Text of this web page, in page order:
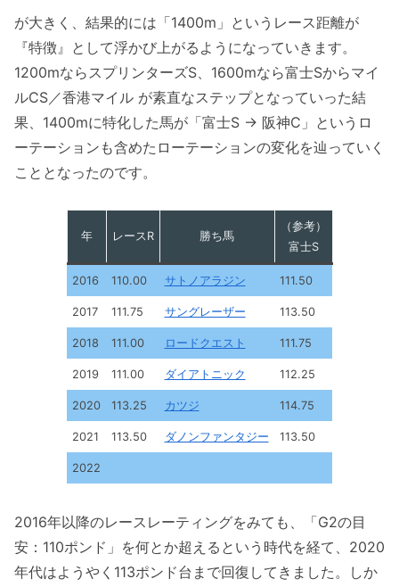
が大きく、結果的には「1400m」というレース距離が
『特徴』として浮かび上がるようになっていきます。
1200mならスプリンターズS、1600mなら富士Sからマイ
ルCS／香港マイル が素直なステップとなっていった結
果、1400mに特化した馬が「富士S → 阪神C」というロ
ーテーションも含めたローテーションの変化を辿っていく
こととなったのです。
年 レースR 勝ち馬
（参考）
富士S
2016 110.00 サトノアラジン 111.50
2017 111.75 サングレーザー 113.50
2018 111.00 ロードクエスト 111.75
2019 111.00 ダイアトニック 112.25
2020 113.25 カツジ 114.75
2021 113.50 ダノンファンタジー 113.50
2022
2016年以降のレースレーティングをみても、「G2の目
安：110ポンド」を何とか超えるという時代を経て、2020
年代はようやく113ポンド台まで回復してきました。しか